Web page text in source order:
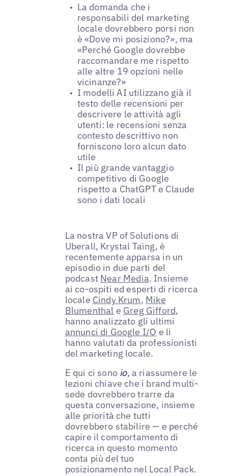
La domanda che i
responsabili del marketing
locale dovrebbero porsi non
è «​Dove mi posiziono?», ma
«Perché Google dovrebbe
raccomandare me rispetto
alle altre 19 opzioni nelle
vicinanze?»
I modelli AI utilizzano già il
testo delle recensioni per
descrivere le attività agli
utenti: le recensioni senza
contesto descrittivo non
forniscono loro alcun dato
utile
Il più grande vantaggio
competitivo di Google
rispetto a ChatGPT e Claude
sono i dati locali
La nostra VP of Solutions di
Uberall, Krystal Taing, è
recentemente apparsa in un
episodio in due parti del
podcast Near Media. Insieme
ai co-ospiti ed esperti di ricerca
locale Cindy Krum, Mike
Blumenthal e Greg Gifford,
hanno analizzato gli ultimi
annunci di Google I/O e li
hanno valutati da professionisti
del marketing locale.
E qui ci sono io, a riassumere le
lezioni chiave che i brand multi-
sede dovrebbero trarre da
questa conversazione, insieme
alle priorità che tutti
dovrebbero stabilire — e perché
capire il comportamento di
ricerca in questo momento
conta più del tuo
posizionamento nel Local Pack.